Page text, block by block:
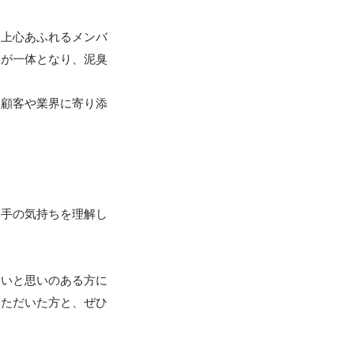
心あふれるメンバ
一体となり、泥臭
客や業界に寄り添
の気持ちを理解し
と思いのある方に
だいた方と、ぜひ